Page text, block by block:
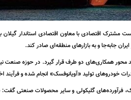
مشترک اقتصادی با معاون اقتصادی استاندار
جابه‌جا و به بازارهای منطقه‌ای صادر کند.
همکاری‌های دو طرف قرار گیرد. در حوزه صنعت
خودروهای تولید «آویانوفسک» انجام شده و
فرآورده‌های گلیکولی و سایر محصولات صنعتی